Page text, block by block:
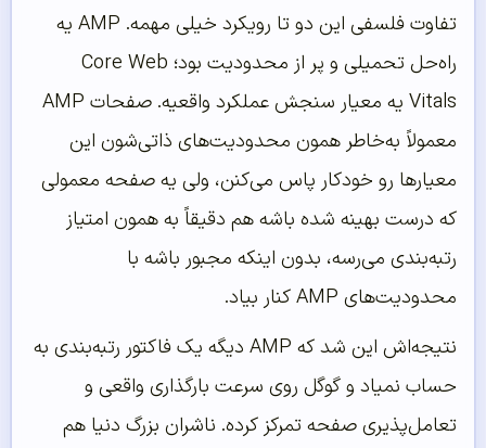
تفاوت فلسفی این دو تا رویکرد خیلی مهمه. AMP یه
راه‌حل تحمیلی و پر از محدودیت بود؛ Core Web
Vitals یه معیار سنجش عملکرد واقعیه. صفحات AMP
معمولاً به‌خاطر همون محدودیت‌های ذاتی‌شون این
معیارها رو خودکار پاس می‌کنن، ولی یه صفحه معمولی
که درست بهینه شده باشه هم دقیقاً به همون امتیاز
رتبه‌بندی می‌رسه، بدون اینکه مجبور باشه با
محدودیت‌های AMP کنار بیاد.
نتیجه‌اش این شد که AMP دیگه یک فاکتور رتبه‌بندی به
حساب نمیاد و گوگل روی سرعت بارگذاری واقعی و
تعامل‌پذیری صفحه تمرکز کرده. ناشران بزرگ دنیا هم